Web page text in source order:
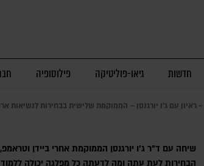
חדשות גיאו-פוליטיקה פילוסופיה
» ראיון עם ג'ו יורגנסן – הממוקמת שלישית בבחירות לנשיאות
שיחה עם ד"ר ג'ו יורגנסן הממוקמת אחרי ביידן
הבחירות לעת עתה ומה לדעתה כל מפלגה יכולה